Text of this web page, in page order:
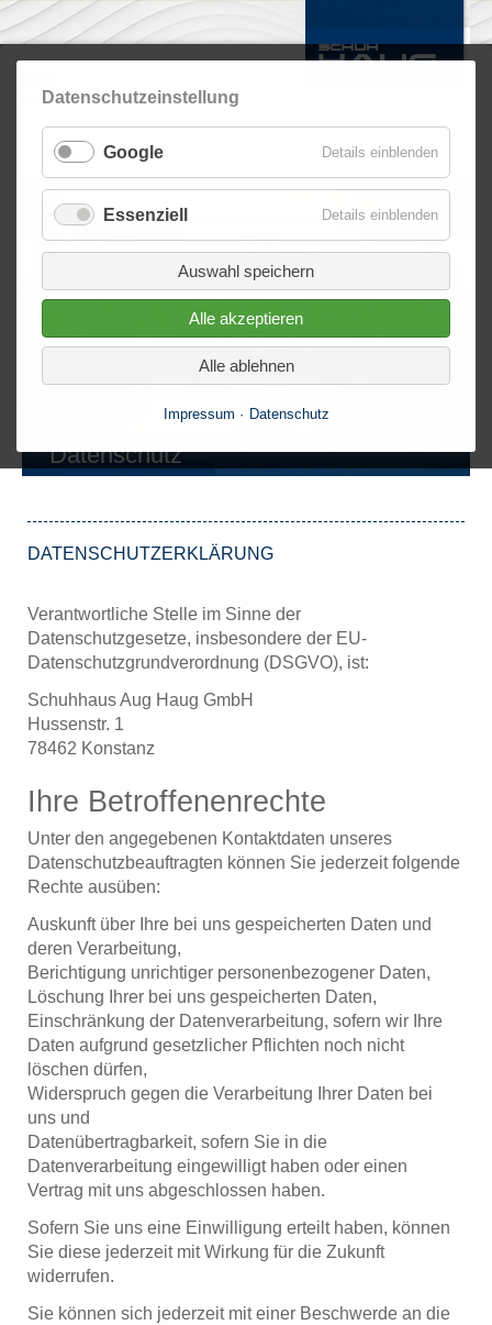
Datenschutzeinstellung
Google Details einblenden
Essenziell Details einblenden
Auswahl speichern
Alle akzeptieren
Alle ablehnen
Impressum Datenschutz
Datenschutz
DATENSCHUTZERKLÄRUNG
Verantwortliche Stelle im Sinne der
Datenschutzgesetze, insbesondere der EU-
Datenschutzgrundverordnung (DSGVO), ist:
Schuhhaus Aug Haug GmbH
Hussenstr. 1
78462 Konstanz
Ihre Betroffenenrechte
Unter den angegebenen Kontaktdaten unseres
Datenschutzbeauftragten können Sie jederzeit folgende
Rechte ausüben:
Auskunft über Ihre bei uns gespeicherten Daten und
deren Verarbeitung,
Berichtigung unrichtiger personenbezogener Daten,
Löschung Ihrer bei uns gespeicherten Daten,
Einschränkung der Datenverarbeitung, sofern wir Ihre
Daten aufgrund gesetzlicher Pflichten noch nicht
löschen dürfen,
Widerspruch gegen die Verarbeitung Ihrer Daten bei
uns und
Datenübertragbarkeit, sofern Sie in die
Datenverarbeitung eingewilligt haben oder einen
Vertrag mit uns abgeschlossen haben.
Sofern Sie uns eine Einwilligung erteilt haben, können
Sie diese jederzeit mit Wirkung für die Zukunft
widerrufen.
Sie können sich jederzeit mit einer Beschwerde an die